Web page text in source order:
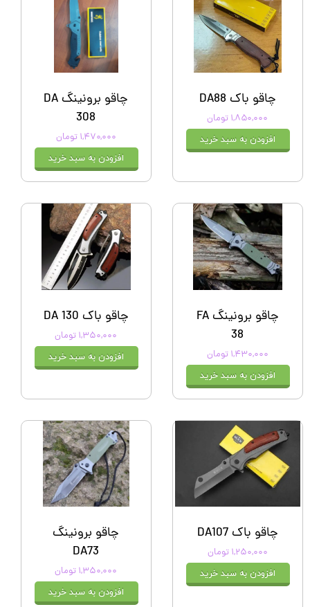
چاقو باک DA88
۱,۸۵۰,۰۰۰ تومان
افزودن به سبد خرید
چاقو برونینگ DA
308
۱,۴۷۰,۰۰۰ تومان
افزودن به سبد خرید
چاقو برونینگ FA
38
۱,۴۳۰,۰۰۰ تومان
افزودن به سبد خرید
چاقو باک DA 130
۱,۳۵۰,۰۰۰ تومان
افزودن به سبد خرید
چاقو باک DA107
۱,۲۵۰,۰۰۰ تومان
افزودن به سبد خرید
چاقو برونینگ
DA73
۱,۳۵۰,۰۰۰ تومان
افزودن به سبد خرید